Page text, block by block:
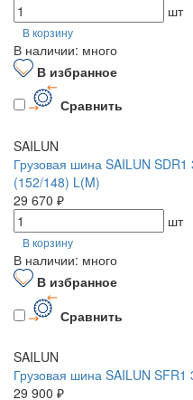
шт
В корзину
В наличии: много
В избранное
Сравнить
SAILUN
Грузовая шина SAILUN
(152/148) L(M)
29 670 ₽
шт
В корзину
В наличии: много
В избранное
Сравнить
SAILUN
Грузовая шина SAILUN
29 900 ₽